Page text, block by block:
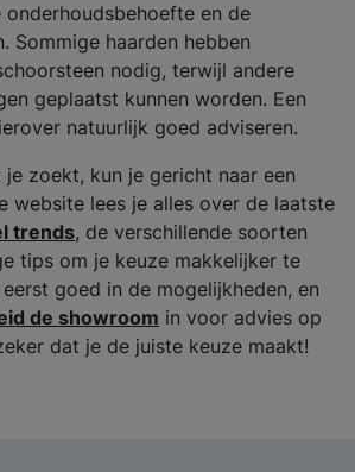
onderhoudsbehoefte en de
Sommige haarden hebben
nodig, terwijl andere
geplaatst kunnen worden. Een
natuurlijk goed adviseren.
zoekt, kun je gericht naar een
website lees je alles over de laatste
trends, de verschillende soorten
tips om je keuze makkelijker te
goed in de mogelijkheden, en
de showroom in voor advies op
dat je de juiste keuze maakt!